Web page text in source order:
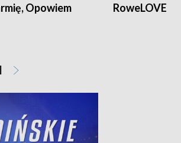
Opowiem
RoweLOVE